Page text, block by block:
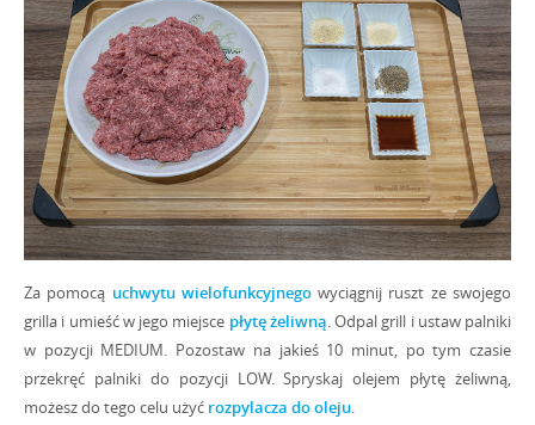
Za pomocą uchwytu wielofunkcyjnegowyciągnij ruszt ze swojego
grilla i umieść w jego miejsce płytę żeliwną. Odpal grill i ustaw palniki
w pozycji MEDIUM. Pozostaw na jakieś 10 minut, po tym czasie
przekręć palniki do pozycji LOW. Spryskaj olejem płytę żeliwną,
możesz do tego celu użyć rozpylacza do oleju.